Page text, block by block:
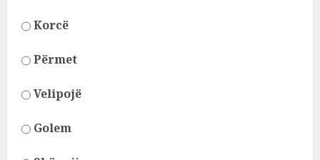
Korcë
Përmet
Velipojë
Golem